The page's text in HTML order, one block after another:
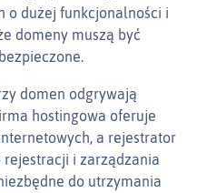
o dużej funkcjonalności i
domeny muszą być
domen odgrywają
hostingowa oferuje
a rejestrator
i zarządzania
do utrzymania